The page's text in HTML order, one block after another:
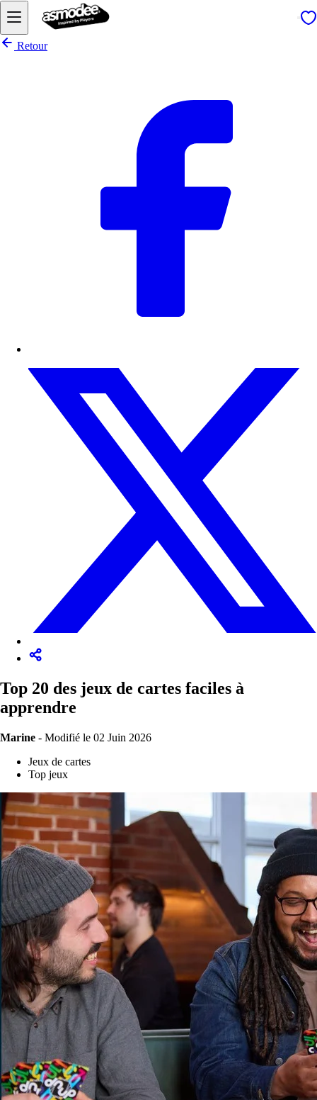
Retour
Top 20 des jeux de cartes faciles à
apprendre
Marine - Modifié le 02 Juin 2026
Jeux de cartes
Top jeux